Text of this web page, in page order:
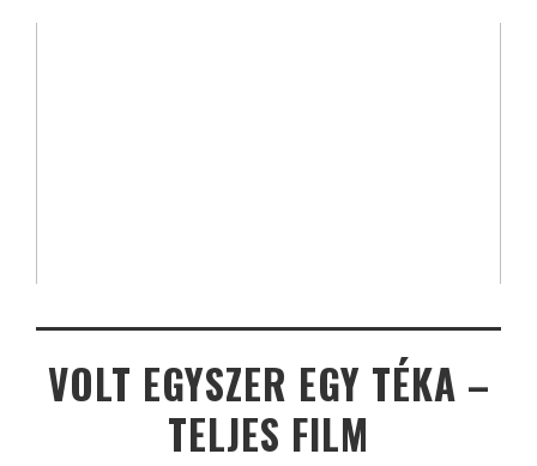
VOLT EGYSZER EGY TÉKA –
TELJES FILM